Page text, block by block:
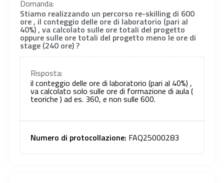
Domanda:
Stiamo realizzando un percorso re-skilling di 600
ore , il conteggio delle ore di laboratorio (pari al
40%) , va calcolato sulle ore totali del progetto
oppure sulle ore totali del progetto meno le ore di
stage (240 ore) ?
Risposta:
il conteggio delle ore di laboratorio (pari al 40%) ,
va calcolato solo sulle ore di formazione di aula (
teoriche ) ad es. 360, e non sulle 600.
Numero di protocollazione: FAQ25000283